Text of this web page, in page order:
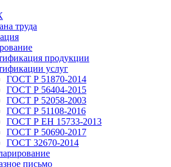
труда
продукции
услуг
ГОСТ Р 51870-2014
ГОСТ Р 56404-2015
ГОСТ Р 52058-2003
ГОСТ Р 51108-2016
ГОСТ Р ЕН 15733-2013
ГОСТ Р 50690-2017
ГОСТ 32670-2014
письмо